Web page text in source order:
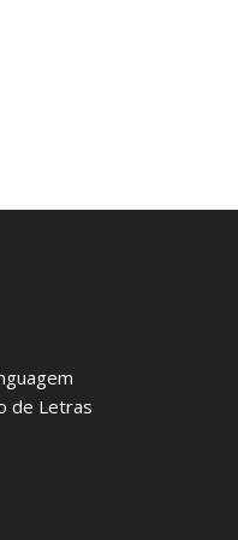
de Letras